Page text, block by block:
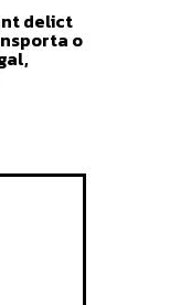
delict
o